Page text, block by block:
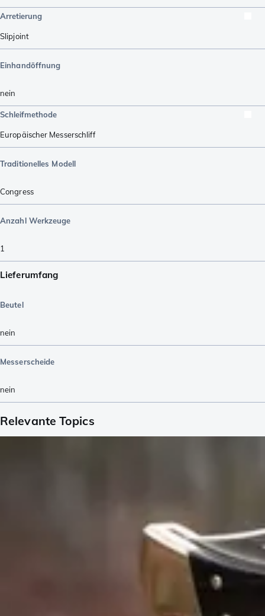
Arretierung
Slipjoint
Einhandöffnung
nein
Schleifmethode
Europäischer Messerschliff
Traditionelles Modell
Congress
Anzahl Werkzeuge
1
Lieferumfang
Beutel
nein
Messerscheide
nein
Relevante Topics